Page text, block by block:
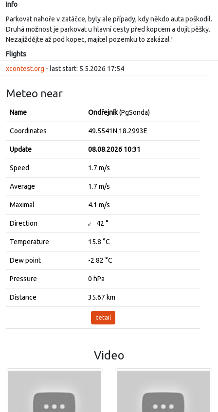
Info
Parkovat nahoře v zatáčce, byly ale případy, kdy někdo auta poškodil.
Druhá možnost je parkovat u hlavní cesty před kopcem a dojít pěšky.
Nezajíždějte až pod kopec, majitel pozemku to zakázal !
Flights
xcontest.org - last start: 5.5.2026 17:54
Meteo near
Name Ondřejník(PgSonda)
Coordinates 49.5541N 18.2993E
Update 08.08.2026 10:31
Speed 1.7 m/s
Average 1.7 m/s
Maximal 4.1 m/s
Direction ↓ 42 °
Temperature 15.8 °C
Dew point -2.82 °C
Pressure 0 hPa
Distance 35.67 km
detail
Video